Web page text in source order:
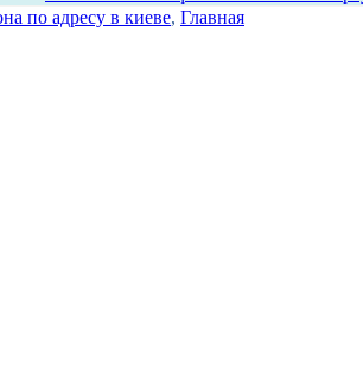
по адресу в киеве, Главная